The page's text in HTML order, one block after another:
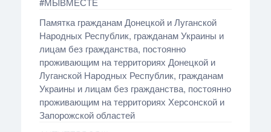
Памятка гражданам Донецкой и Луганской
Народных Республик, гражданам Украины и
лицам без гражданства, постоянно
проживающим на территориях Донецкой и
Луганской Народных Республик, гражданам
Украины и лицам без гражданства, постоянно
проживающим на территориях Херсонской и
Запорожской областей